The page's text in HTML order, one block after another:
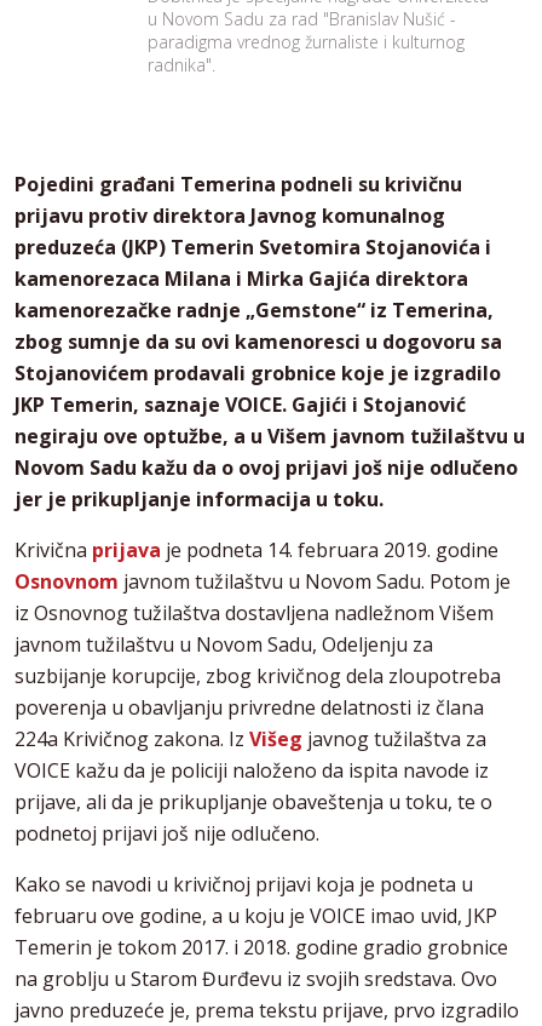
u Novom Sadu za rad "Branislav Nušić -
paradigma vrednog žurnaliste i kulturnog
radnika".
Pojedini građani Temerina podneli su krivičnu
prijavu protiv direktora Javnog komunalnog
preduzeća (JKP) Temerin Svetomira Stojanovića i
kamenorezaca Milana i Mirka Gajića direktora
kamenorezačke radnje „Gemstone“ iz Temerina,
zbog sumnje da su ovi kamenoresci u dogovoru sa
Stojanovićem prodavali grobnice koje je izgradilo
JKP Temerin, saznaje VOICE. Gajići i Stojanović
negiraju ove optužbe, a u Višem javnom tužilaštvu u
Novom Sadu kažu da o ovoj prijavi još nije odlučeno
jer je prikupljanje informacija u toku.
Krivična prijava je podneta 14. februara 2019. godine
Osnovnom javnom tužilaštvu u Novom Sadu. Potom je
iz Osnovnog tužilaštva dostavljena nadležnom Višem
javnom tužilaštvu u Novom Sadu, Odeljenju za
suzbijanje korupcije, zbog krivičnog dela zloupotreba
poverenja u obavljanju privredne delatnosti iz člana
224a Krivičnog zakona. Iz Višeg javnog tužilaštva za
VOICE kažu da je policiji naloženo da ispita navode iz
prijave, ali da je prikupljanje obaveštenja u toku, te o
podnetoj prijavi još nije odlučeno.
Kako se navodi u krivičnoj prijavi koja je podneta u
februaru ove godine, a u koju je VOICE imao uvid, JKP
Temerin je tokom 2017. i 2018. godine gradio grobnice
na groblju u Starom Đurđevu iz svojih sredstava. Ovo
javno preduzeće je, prema tekstu prijave, prvo izgradilo